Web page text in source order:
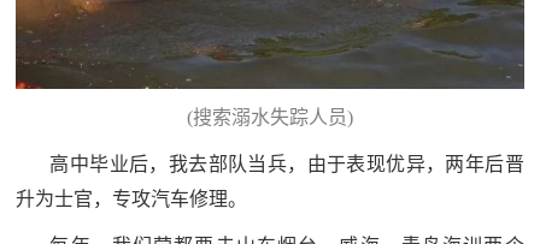
范
英
范
军
(搜索溺水失踪人员)
高中毕业后，我去部队当兵，由于表现优异，两年后晋
升为士官，专攻汽车修理。